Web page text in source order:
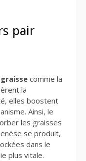
pair
comme la
la
elles boostent
Ainsi, le
les graisses
se produit,
dans le
plus vitale.